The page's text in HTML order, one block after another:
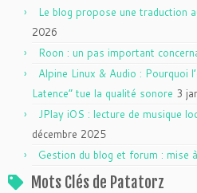
Le blog propose une traduction
2026
Roon : un pas important
Alpine Linux & Audio : Pourquoi
Latence” tue la qualité sonore 3
JPlay iOS : lecture de musique
décembre 2025
Gestion du blog et forum : mise
Mots Clés de Patatorz